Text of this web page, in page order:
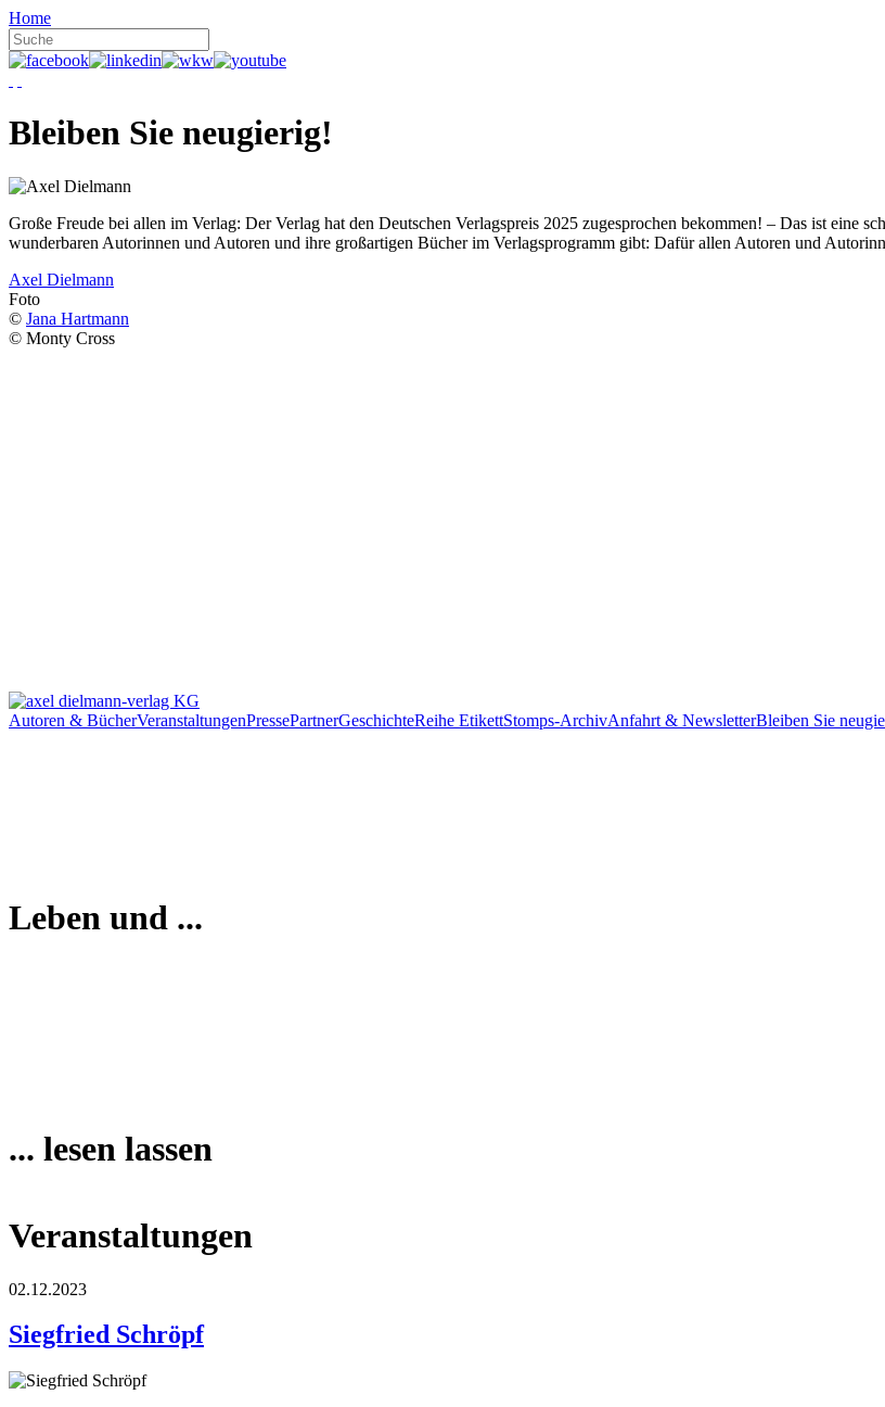
Home
Bleiben Sie neugierig!
Große Freude bei allen im Verlag: Der Verlag hat den Deutschen Verlagspreis 2025 zugesprochen bekommen! – Das ist eine
wunderbaren Autorinnen und Autoren und ihre großartigen Bücher im Verlagsprogramm gibt: Dafür allen Autoren und
Axel Dielmann
Foto
© Jana Hartmann
© Monty Cross
Autoren & BücherVeranstaltungenPressePartnerGeschichteReihe EtikettStomps-ArchivAnfahrt & NewsletterBleiben Sie
Leben und ...
... lesen lassen
Veranstaltungen
02.12.2023
Siegfried Schröpf